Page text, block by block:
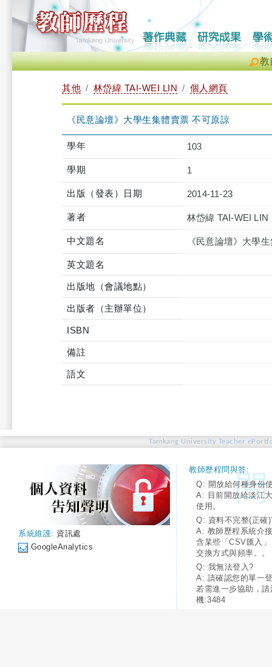
教
其他 林岱緯 TAI-WEI LIN 個人網頁
《民意論壇》大學生集體賣票 不可原諒
學年 103
學期 1
出版（發表）日期 2014-11-23
著者 林岱緯 TAI-WEI LIN
中文題名 《民意論壇》大學
英文題名
出版地（會議地點）
出版者（主辦單位）
ISBN
備註
語文
Tamkang University Teacher
系統維護: 資訊處
GoogleAnalytics
教師歷程問與答:
Q: 開放給何種身份
A: 目前開放給淡江
使用。
Q: 資料不完整(正確
A: 教師歷程系統介
含某些「CSV匯入
交換方式與頻率。。
Q: 我無法登入?
A: 請確認您的單一
若需進一步協助，
機:3484